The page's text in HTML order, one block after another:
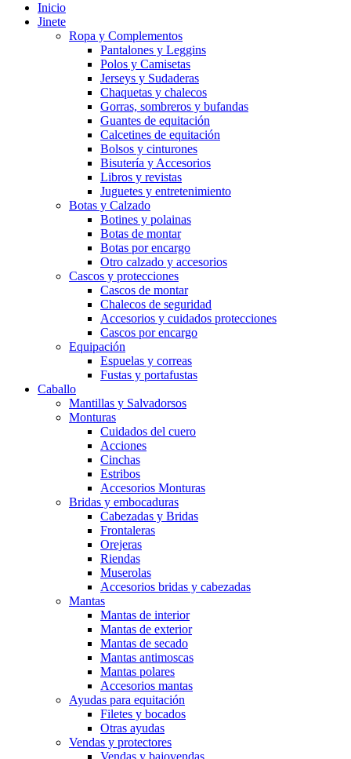
Inicio
Jinete
Ropa y Complementos
Pantalones y Leggins
Polos y Camisetas
Jerseys y Sudaderas
Chaquetas y chalecos
Gorras, sombreros y bufandas
Guantes de equitación
Calcetines de equitación
Bolsos y cinturones
Bisutería y Accesorios
Libros y revistas
Juguetes y entretenimiento
Botas y Calzado
Botines y polainas
Botas de montar
Botas por encargo
Otro calzado y accesorios
Cascos y protecciones
Cascos de montar
Chalecos de seguridad
Accesorios y cuidados protecciones
Cascos por encargo
Equipación
Espuelas y correas
Fustas y portafustas
Caballo
Mantillas y Salvadorsos
Monturas
Cuidados del cuero
Acciones
Cinchas
Estribos
Accesorios Monturas
Bridas y embocaduras
Cabezadas y Bridas
Frontaleras
Orejeras
Riendas
Muserolas
Accesorios bridas y cabezadas
Mantas
Mantas de interior
Mantas de exterior
Mantas de secado
Mantas antimoscas
Mantas polares
Accesorios mantas
Ayudas para equitación
Filetes y bocados
Otras ayudas
Vendas y protectores
Vendas y bajovendas